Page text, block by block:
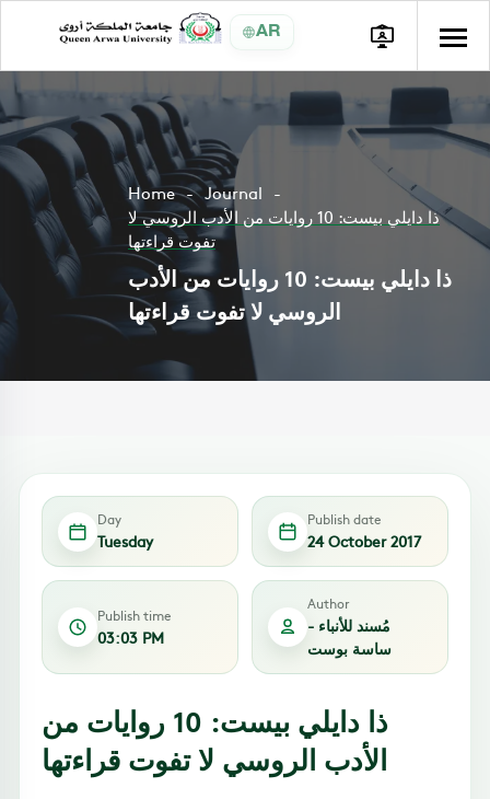
AR
Home
Journal
ذا دايلي بيست: 10 روايات من الأدب الروسي لا
تفوت قراءتها
ذا دايلي بيست: 10 روايات من الأدب
الروسي لا تفوت قراءتها
Day
Tuesday
Publish date
24 October 2017
Publish time
03:03 PM
Author
مُسند للأنباء -
ساسة بوست
ذا دايلي بيست: 10 روايات من
الأدب الروسي لا تفوت قراءتها